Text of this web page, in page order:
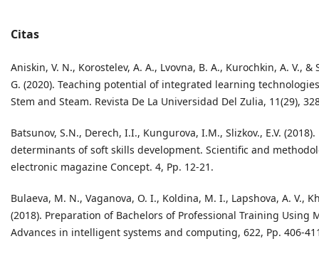
Citas
Aniskin, V. N., Korostelev, A. A., Lvovna, B. A., Kurochkin, A. V., &
G. (2020). Teaching potential of integrated learning
Stem and Steam. Revista De La Universidad Del Zulia, 11(29),
Batsunov, S.N., Derech, I.I., Kungurova, I.M., Slizkov., E.V.
determinants of soft skills development. Scientific and
electronic magazine Concept. 4, Pp. 12-21.
Bulaeva, M. N., Vaganova, O. I., Koldina, M. I., Lapshova, A. V.,
(2018). Preparation of Bachelors of Professional Training Using
Advances in intelligent systems and computing, 622, Pp. 406-